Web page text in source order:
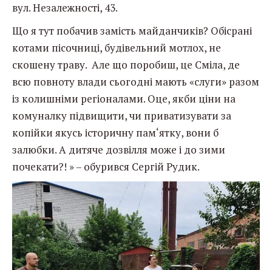
вул. Незалежності, 43.
Що я тут побачив замість майданчиків? Обісрані
котами пісочниці, будівельний мотлох, не
скошену траву. Але що поробиш, це Сміла, де
всю повноту влади сьогодні мають «слуги» разом
із колишніми регіоналами. Оце, якби ціни на
комуналку підвищити, чи приватизувати за
копійки якусь історичну пам‘ятку, вони б
залюбки. А дитяче дозвілля може і до зими
почекати?! » – обурився Сергій Рудик.